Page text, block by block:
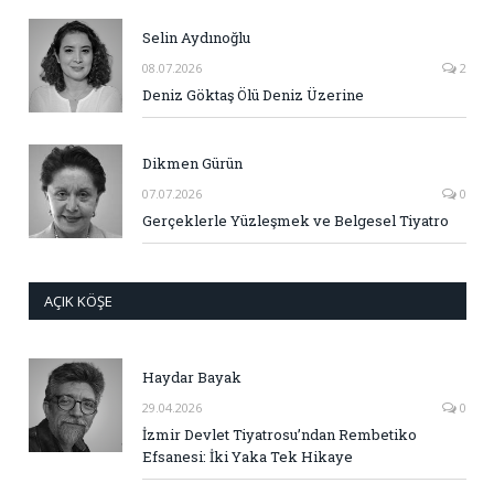
Selin Aydınoğlu
08.07.2026 2
Deniz Göktaş Ölü Deniz Üzerine
Dikmen Gürün
07.07.2026 0
Gerçeklerle Yüzleşmek ve Belgesel Tiyatro
AÇIK KÖŞE
Haydar Bayak
29.04.2026 0
İzmir Devlet Tiyatrosu’ndan Rembetiko
Efsanesi: İki Yaka Tek Hikaye